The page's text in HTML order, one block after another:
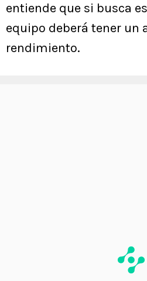
entiende que si busca
equipo deberá tener un
rendimiento.